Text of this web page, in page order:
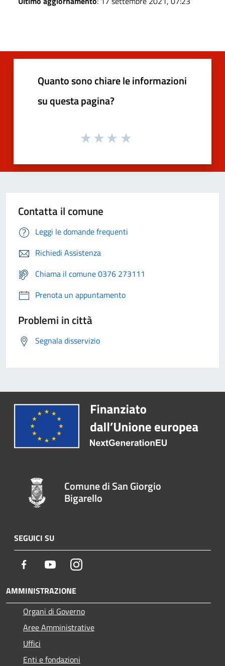
Quanto sono chiare le informazioni
su questa pagina?
Contatta il comune
Leggi le domande frequenti
Richiedi Assistenza
Chiama il comune 0376 273111
Prenota un appuntamento
Problemi in città
Segnala disservizio
Comune di San Giorgio
Bigarello
SEGUICI SU
Facebook YoutubeInstagram
AMMINISTRAZIONE
Organi di Governo
Aree Amministrative
Uffici
Enti e fondazioni